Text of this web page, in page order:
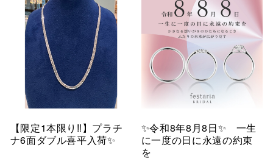
【限定1本限り‼︎】プラチ
ナ6面ダブル喜平入荷✨
✨令和8年8月8日✨ 一生
に一度の日に永遠の約束
を